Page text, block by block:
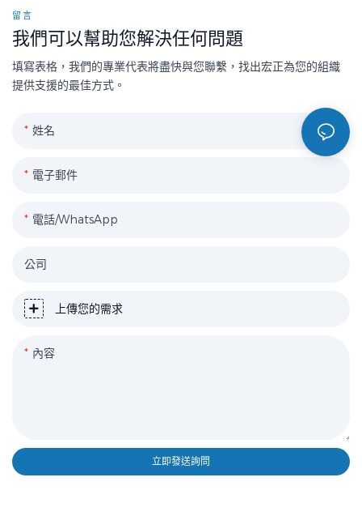
留言
我們可以幫助您解決任何問題
填寫表格，我們的專業代表將盡快與您聯繫，找出宏正為您的組織
提供支援的最佳方式。
姓名
電子郵件
電話/WhatsApp
公司
上傳您的需求
內容
立即發送詢問